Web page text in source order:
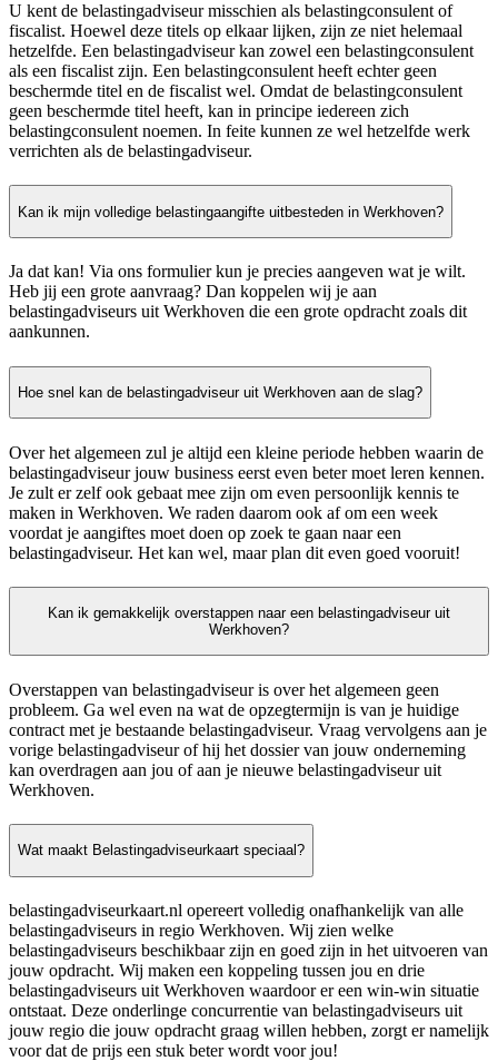
U kent de belastingadviseur misschien als belastingconsulent of
fiscalist. Hoewel deze titels op elkaar lijken, zijn ze niet helemaal
hetzelfde. Een belastingadviseur kan zowel een belastingconsulent
als een fiscalist zijn. Een belastingconsulent heeft echter geen
beschermde titel en de fiscalist wel. Omdat de belastingconsulent
geen beschermde titel heeft, kan in principe iedereen zich
belastingconsulent noemen. In feite kunnen ze wel hetzelfde werk
verrichten als de belastingadviseur.
Kan ik mijn volledige belastingaangifte uitbesteden in Werkhoven?
Ja dat kan! Via ons formulier kun je precies aangeven wat je wilt.
Heb jij een grote aanvraag? Dan koppelen wij je aan
belastingadviseurs uit Werkhoven die een grote opdracht zoals dit
aankunnen.
Hoe snel kan de belastingadviseur uit Werkhoven aan de slag?
Over het algemeen zul je altijd een kleine periode hebben waarin de
belastingadviseur jouw business eerst even beter moet leren kennen.
Je zult er zelf ook gebaat mee zijn om even persoonlijk kennis te
maken in Werkhoven. We raden daarom ook af om een week
voordat je aangiftes moet doen op zoek te gaan naar een
belastingadviseur. Het kan wel, maar plan dit even goed vooruit!
Kan ik gemakkelijk overstappen naar een belastingadviseur uit
Werkhoven?
Overstappen van belastingadviseur is over het algemeen geen
probleem. Ga wel even na wat de opzegtermijn is van je huidige
contract met je bestaande belastingadviseur. Vraag vervolgens aan je
vorige belastingadviseur of hij het dossier van jouw onderneming
kan overdragen aan jou of aan je nieuwe belastingadviseur uit
Werkhoven.
Wat maakt Belastingadviseurkaart speciaal?
belastingadviseurkaart.nl opereert volledig onafhankelijk van alle
belastingadviseurs in regio Werkhoven. Wij zien welke
belastingadviseurs beschikbaar zijn en goed zijn in het uitvoeren van
jouw opdracht. Wij maken een koppeling tussen jou en drie
belastingadviseurs uit Werkhoven waardoor er een win-win situatie
ontstaat. Deze onderlinge concurrentie van belastingadviseurs uit
jouw regio die jouw opdracht graag willen hebben, zorgt er namelijk
voor dat de prijs een stuk beter wordt voor jou!